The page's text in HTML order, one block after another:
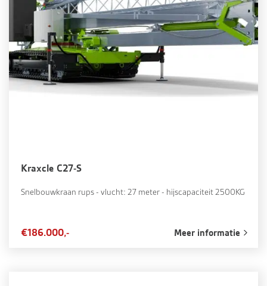
Kraxcle C27-S
Snelbouwkraan rups - vlucht: 27 meter - hijscapaciteit 2500KG
€186.000,- Meer informatie